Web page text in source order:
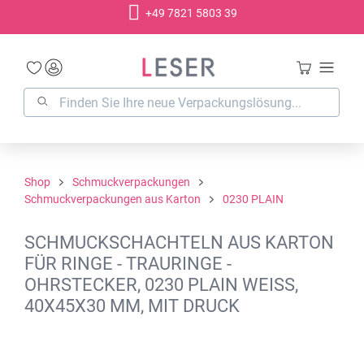
+49 7821 5803 39
Shop
Schmuckverpackungen
Schmuckverpackungen aus Karton
0230 PLAIN
SCHMUCKSCHACHTELN AUS KARTON
FÜR RINGE - TRAURINGE -
OHRSTECKER, 0230 PLAIN WEISS,
40X45X30 MM, MIT DRUCK